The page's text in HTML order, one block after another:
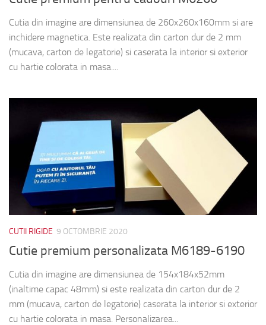
Cutia din imagine are dimensiunea de 260x260x160mm si are
inchidere magnetica. Este realizata din carton dur de 2 mm
(mucava, carton de legatorie) si caserata la interior si exterior
cu hartie colorata in masa....
CUTII RIGIDE 9 OCTOMBRIE 2020
Cutie premium personalizata M6189-6190
Cutia din imagine are dimensiunea de 154x184x52mm
(inaltime capac 48mm) si este realizata din carton dur de 2
mm (mucava, carton de legatorie) caserata la interior si exterior
cu hartie colorata in masa. Personalizarea...